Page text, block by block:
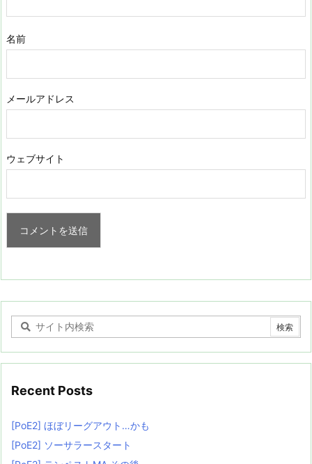
名前
メールアドレス
ウェブサイト
Recent Posts
[PoE2] ほぼリーグアウト…かも
[PoE2] ソーサラースタート